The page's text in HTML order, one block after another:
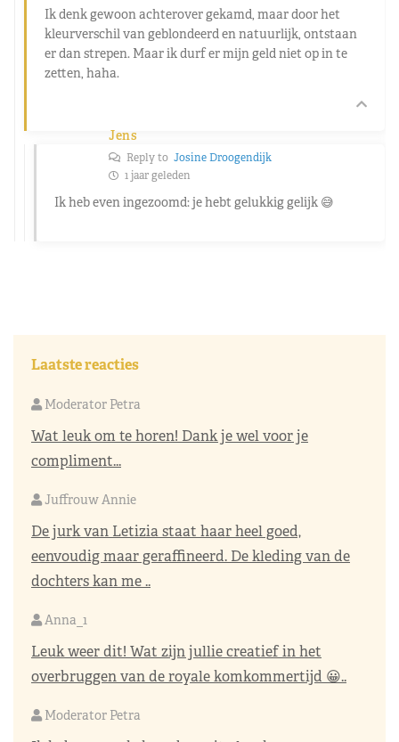
Ik denk gewoon achterover gekamd, maar door het
kleurverschil van geblondeerd en natuurlijk, ontstaan
er dan strepen. Maar ik durf er mijn geld niet op in te
zetten, haha.
Jens
Reply to Josine Droogendijk
1 jaar geleden
Ik heb even ingezoomd: je hebt gelukkig gelijk 😅
Laatste reacties
Moderator Petra
Wat leuk om te horen! Dank je wel voor je
compliment...
Juffrouw Annie
De jurk van Letizia staat haar heel goed,
eenvoudig maar geraffineerd. De kleding van de
dochters kan me ..
Anna_1
Leuk weer dit! Wat zijn jullie creatief in het
overbruggen van de royale komkommertijd 😀..
Moderator Petra